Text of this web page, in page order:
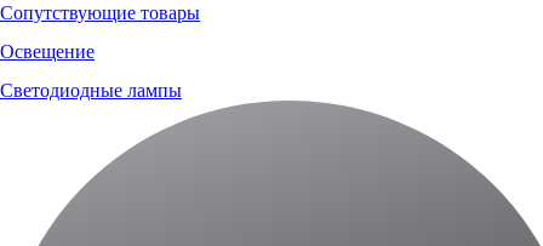
Сопутствующие товары
Освещение
Светодиодные лампы